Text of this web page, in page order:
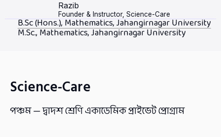
Razib
Founder & Instructor, Science-Care
B.Sc (Hons.), Mathematics, Jahangirnagar University
M.Sc., Mathematics, Jahangirnagar University
Science-Care
পঞ্চম — দ্বাদশ শ্রেণি একাডেমিক প্রাইভেট প্রোগ্রাম